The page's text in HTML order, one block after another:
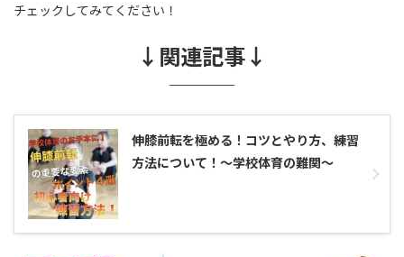
チェックしてみてください！
↓関連記事↓
伸膝前転を極める！コツとやり方、練習
方法について！〜学校体育の難関〜